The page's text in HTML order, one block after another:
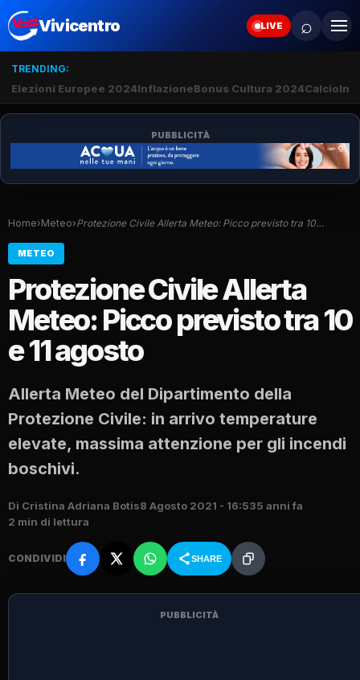
Vivicentro LIVE ⌕
TRENDING:
Elezioni Europee 2024InflazioneBonus Cultura 2024Calcio
PUBBLICITÀ
Home›Meteo›Protezione Civile Allerta Meteo: Picco previsto tra 10…
METEO
Protezione Civile Allerta
Meteo: Picco previsto tra 10
e 11 agosto
Allerta Meteo del Dipartimento della
Protezione Civile: in arrivo temperature
elevate, massima attenzione per gli incendi
boschivi.
Di Cristina Adriana Botis8 Agosto 2021 - 16:535 anni fa
2 min di lettura
CONDIVIDI SHARE
PUBBLICITÀ